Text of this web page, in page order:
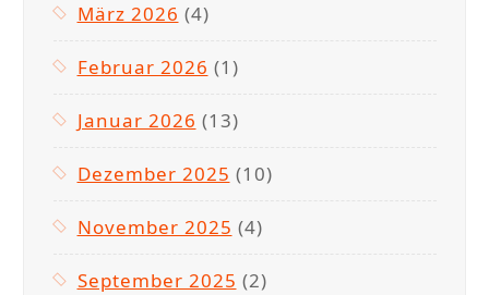
März 2026 (4)
Februar 2026 (1)
Januar 2026 (13)
Dezember 2025 (10)
November 2025 (4)
September 2025 (2)